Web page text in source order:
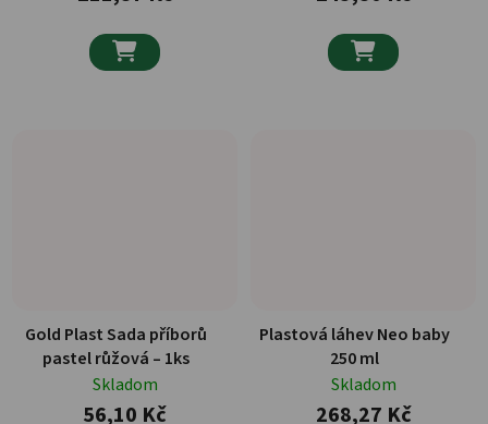
 
Gold Plast Sada příborů
pastel růžová – 1ks
Skladom
56,10 Kč
Plastová láhev Neo baby
250 ml
Skladom
268,27 Kč